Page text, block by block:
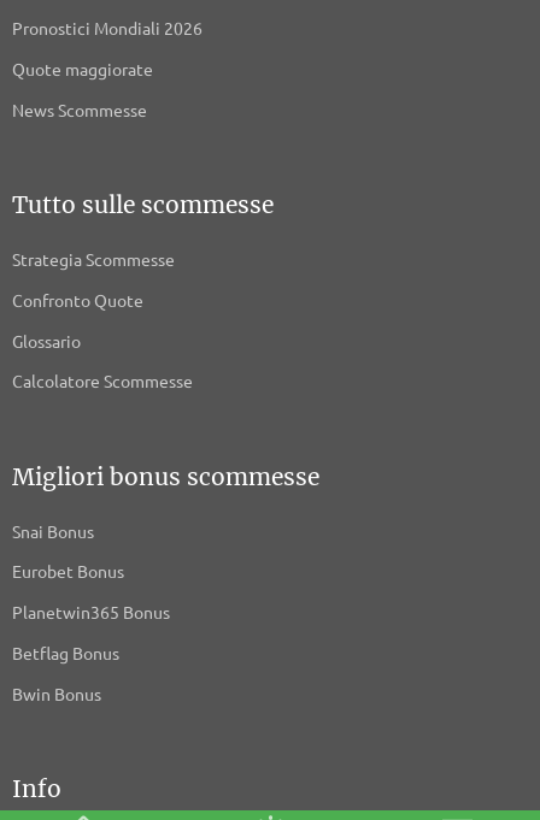
Pronostici Mondiali 2026
Quote maggiorate
News Scommesse
Tutto sulle scommesse
Strategia Scommesse
Confronto Quote
Glossario
Calcolatore Scommesse
Migliori bonus scommesse
Snai Bonus
Eurobet Bonus
Planetwin365 Bonus
Betflag Bonus
Bwin Bonus
Info